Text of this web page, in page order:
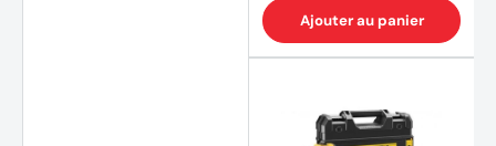
Ajouter au panier